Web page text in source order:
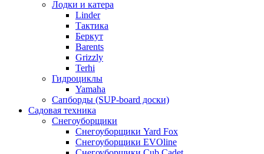
Лодки и катера
Linder
Тактика
Беркут
Barents
Grizzly
Terhi
Гидроциклы
Yamaha
Сапборды (SUP-board доски)
Садовая техника
Снегоуборщики
Снегоуборщики Yard Fox
Снегоуборщики EVOline